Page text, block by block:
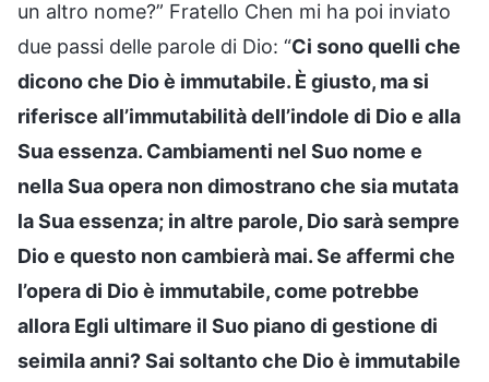
un altro nome?” Fratello Chen mi ha poi inviato
due passi delle parole di Dio: “Ci sono quelli che
dicono che Dio è immutabile. È giusto, ma si
riferisce all’immutabilità dell’indole di Dio e alla
Sua essenza. Cambiamenti nel Suo nome e
nella Sua opera non dimostrano che sia mutata
la Sua essenza; in altre parole, Dio sarà sempre
Dio e questo non cambierà mai. Se affermi che
l’opera di Dio è immutabile, come potrebbe
allora Egli ultimare il Suo piano di gestione di
seimila anni? Sai soltanto che Dio è immutabile